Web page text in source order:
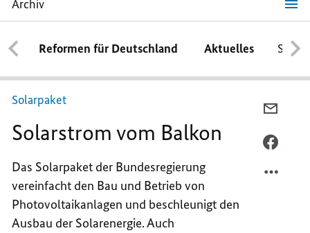
Archiv
Solarstrom
vom
BalkonReformen für Deutschland Aktuelles
Solarpaket
Solarstrom vom Balkon
Das Solarpaket der Bundesregierung
vereinfacht den Bau und Betrieb von
Photovoltaikanlagen und beschleunigt den
Ausbau der Solarenergie. Auch